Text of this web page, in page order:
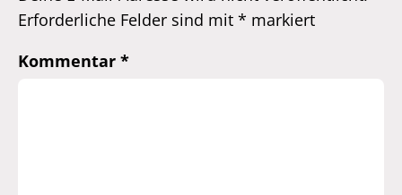
Erforderliche Felder sind mit * markiert
Kommentar *